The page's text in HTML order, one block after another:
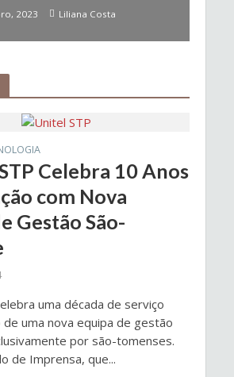
2023 Liliana Costa
Celebra 10 Anos
com Nova
Gestão São-
uma década de serviço
de uma nova equipa de gestão
por são-tomenses.
de Imprensa, que...